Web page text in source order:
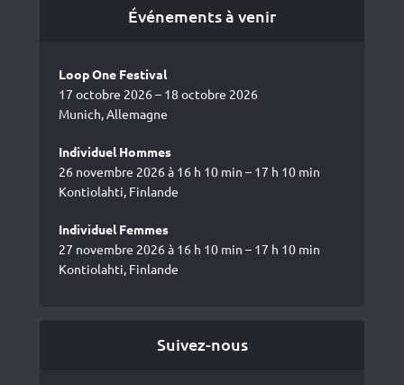
Événements à venir
Loop One Festival
17 octobre 2026 – 18 octobre 2026
Munich, Allemagne
Individuel Hommes
26 novembre 2026 à 16 h 10 min – 17 h 10 min
Kontiolahti, Finlande
Individuel Femmes
27 novembre 2026 à 16 h 10 min – 17 h 10 min
Kontiolahti, Finlande
Suivez-nous